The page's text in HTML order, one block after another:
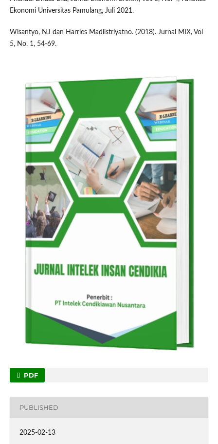
Ekonomi Universitas Pamulang, Juli 2021.
Wisantyo, N.I dan Harries Madiistriyatno. (2018). Jurnal MIX, Vol
5, No. 1, 54-69.
PDF
PUBLISHED
2025-02-13